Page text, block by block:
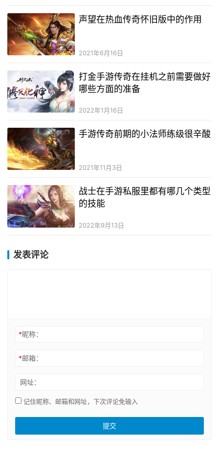
声望在热血传奇怀旧版中的作用
2021年6月16日
打金手游传奇在挂机之前需要做好
哪些方面的准备
2022年1月16日
手游传奇前期的小法师练级很辛酸
2021年11月3日
战士在手游私服里都有哪几个类型
的技能
2022年9月13日
发表评论
*昵称：
*邮箱：
网址：
记住昵称、邮箱和网址，下次评论免输入